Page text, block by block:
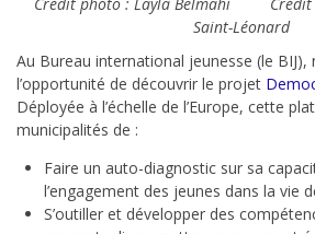
Saint-Léonard
Au Bureau international jeunesse (le BIJ),
l’opportunité de découvrir le projet
Déployée à l’échelle de l’Europe, cette
municipalités de :
Faire un auto-diagnostic sur sa
l’engagement des jeunes dans la vie
S’outiller et développer des